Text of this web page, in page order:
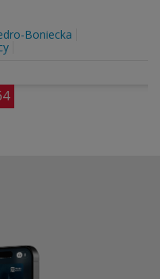
Boniecka